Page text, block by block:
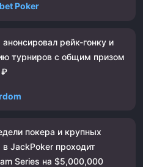
Poker
рейк-гонку и
турниров с общим призом
₽
покера и крупных
в JackPoker проходит
Series на $5,000,000